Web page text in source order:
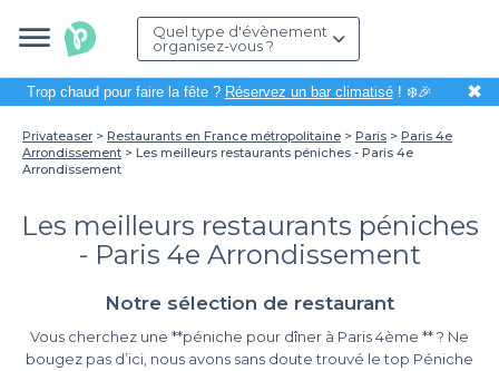
Quel type d'évènement
organisez-vous ?
Trop chaud pour faire la fête ? Réservez un bar climatisé! ❄️🎉 ✖
Privateaser Restaurants en France métropolitaine Paris
Paris 4e
Arrondissement
Les meilleurs restaurants péniches - Paris 4e
Arrondissement
Les meilleurs restaurants péniches
- Paris 4e Arrondissement
Notre sélection de restaurant
Vous cherchez une **péniche pour dîner à Paris 4ème ** ? Ne
bougez pas d’ici, nous avons sans doute trouvé le top Péniche